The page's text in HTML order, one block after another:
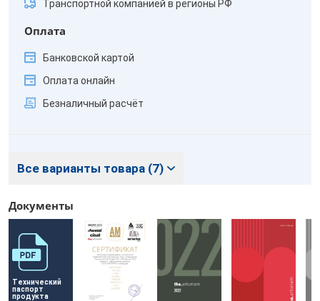
Транспортной компанией в регионы РФ
Оплата
Банковской картой
Оплата онлайн
Безналичный расчёт
Все варианты товара (7)
Документы
Технический
паспорт
продукта